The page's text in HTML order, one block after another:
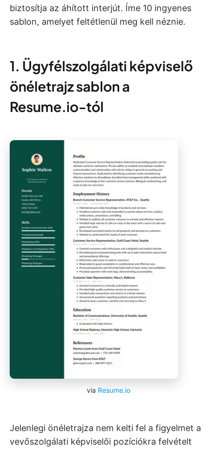
biztosítja az áhított interjút. Íme 10 ingyenes
sablon, amelyet feltétlenül meg kell néznie.
1. Ügyfélszolgálati képviselő
önéletrajz sablon a
Resume.io-tól
via Resume.io
Jelenlegi önéletrajza nem kelti fel a figyelmet a
vevőszolgálati képviselői pozíciókra felvételt